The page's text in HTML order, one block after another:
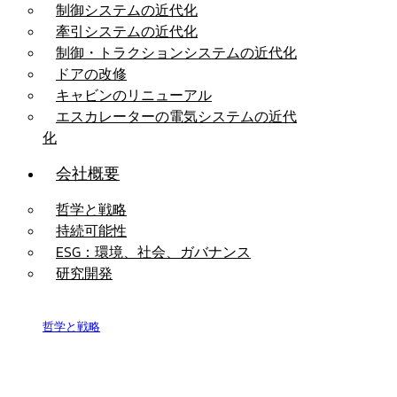
制御システムの近代化
牽引システムの近代化
制御・トラクションシステムの近代化
ドアの改修
キャビンのリニューアル
エスカレーターの電気システムの近代
化
会社概要
哲学と戦略
持続可能性
ESG：環境、社会、ガバナンス
研究開発
哲学と戦略